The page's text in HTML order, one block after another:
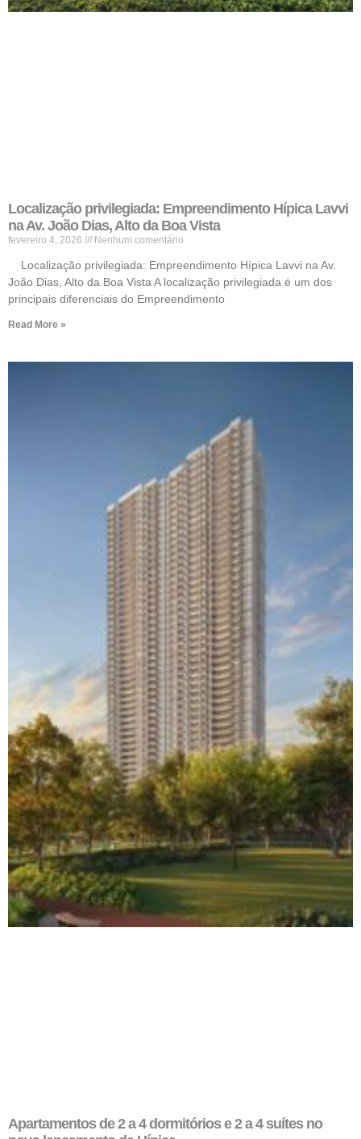
Localização privilegiada: Empreendimento Hípica Lavvi
na Av. João Dias, Alto da Boa Vista
fevereiro 4, 2026 Nenhum comentário
Localização privilegiada: Empreendimento Hípica Lavvi na Av.
João Dias, Alto da Boa Vista A localização privilegiada é um dos
principais diferenciais do Empreendimento
Read More »
Apartamentos de 2 a 4 dormitórios e 2 a 4 suítes no